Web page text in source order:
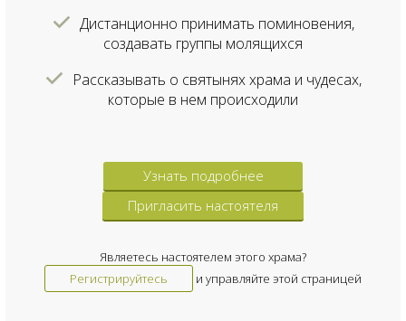
Дистанционно принимать поминовения,
создавать группы молящихся
Рассказывать о святынях храма и чудесах,
которые в нем происходили
Узнать подробнее
Пригласить настоятеля
Являетесь настоятелем этого храма?
Регистрируйтесь
и управляйте этой страницей